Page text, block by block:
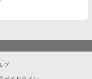
プ